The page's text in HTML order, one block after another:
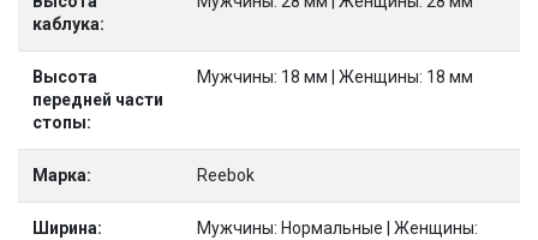
каблука:
Высота
передней части
стопы:
Мужчины: 18 мм | Женщины: 18 мм
Марка: Reebok
Ширина:
Мужчины: Нормальные | Женщины: